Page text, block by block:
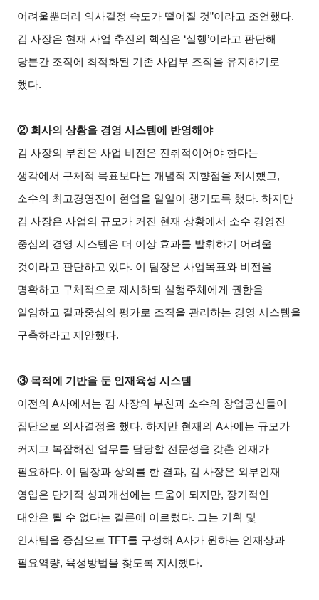
어려울뿐더러 의사결정 속도가 떨어질 것”이라고 조언했다.
김 사장은 현재 사업 추진의 핵심은 ‘실행’이라고 판단해
당분간 조직에 최적화된 기존 사업부 조직을 유지하기로
했다.
②회사의 상황을 경영 시스템에 반영해야
김 사장의 부친은 사업 비전은 진취적이어야 한다는
생각에서 구체적 목표보다는 개념적 지향점을 제시했고,
소수의 최고경영진이 현업을 일일이 챙기도록 했다. 하지만
김 사장은 사업의 규모가 커진 현재 상황에서 소수 경영진
중심의 경영 시스템은 더 이상 효과를 발휘하기 어려울
것이라고 판단하고 있다. 이 팀장은 사업목표와 비전을
명확하고 구체적으로 제시하되 실행주체에게 권한을
일임하고 결과중심의 평가로 조직을 관리하는 경영 시스템을
구축하라고 제안했다.
③목적에 기반을 둔 인재육성 시스템
이전의 A사에서는 김 사장의 부친과 소수의 창업공신들이
집단으로 의사결정을 했다. 하지만 현재의 A사에는 규모가
커지고 복잡해진 업무를 담당할 전문성을 갖춘 인재가
필요하다. 이 팀장과 상의를 한 결과, 김 사장은 외부인재
영입은 단기적 성과개선에는 도움이 되지만, 장기적인
대안은 될 수 없다는 결론에 이르렀다. 그는 기획 및
인사팀을 중심으로 TFT를 구성해 A사가 원하는 인재상과
필요역량, 육성방법을 찾도록 지시했다.